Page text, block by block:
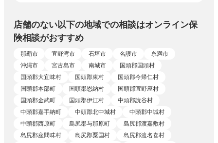
店舗のない以下の地域での相談はオンライン保
険相談がおすすめ
那覇市 宜野湾市 石垣市 名護市
糸満市
沖縄市
宮古島市 南城市
国頭郡国頭村
国頭郡大宜味村
国頭郡東村
国頭郡今帰仁村
国頭郡本部町
国頭郡恩納村
国頭郡宜野座村
国頭郡金武町
国頭郡伊江村
中頭郡読谷村
中頭郡嘉手納町
中頭郡北中城村
中頭郡中城村
中頭郡西原町
島尻郡与那原町
島尻郡渡嘉敷村
島尻郡座間味村
島尻郡粟国村
島尻郡渡名喜村